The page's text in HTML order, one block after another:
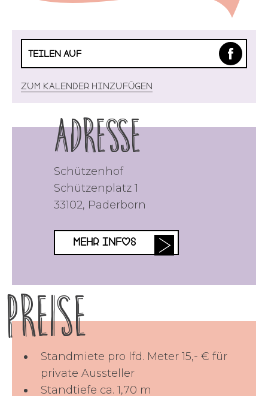
TEILEN AUF
Zum Kalender hinzufügen
Adresse
Schützenhof
Schützenplatz 1
33102, Paderborn
MEHR INFOS
Preise
Standmiete pro lfd. Meter 15,- € für
private Aussteller
Standtiefe ca. 1,70 m